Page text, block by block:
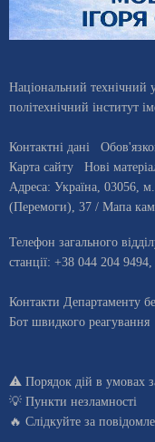
Національний технічний
політехнічний інститут
Контактні дані
Карта сайту
Нові
Адреса: Україна 03056 , м.
(Перемоги), 37 / Мапа
Телефон загального
станцiї: +38 044 204 9494
Контакти Департаменту
Бот швидкого реагування
⚠️ Порядок дій в умовах
💡 Пункти незламності
🔥 Слідкуйте за